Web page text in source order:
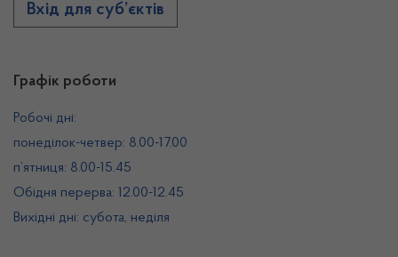
Графік роботи
Робочі дні:
понеділок-четвер: 8.00-17.00
п’ятниця: 8.00-15.45
Обідня перерва: 12.00-12.45
Вихідні дні: субота, неділя
Вхід для суб’єктів